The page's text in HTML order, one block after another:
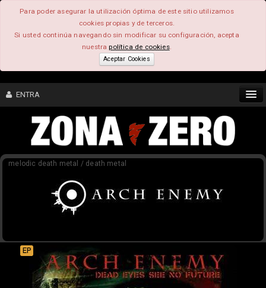
Para poder asegurar la utilización óptima de este sitio utilizamos
cookies propias y de terceros.
Si usted continúa navegando sin modificar su configuración, acepta
nuestrapolítica de cookies.
Aceptar Cookies
ENTRA
CONTENIDO
FEEEDBACK
melodic death metal / death metal
EP